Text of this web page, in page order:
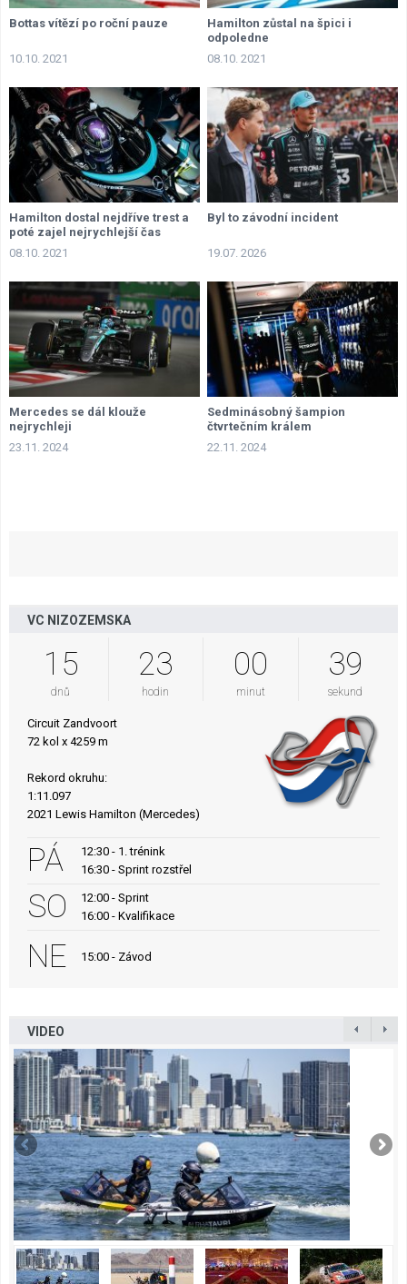
Bottas vítězí po roční pauze
10.10. 2021
Hamilton zůstal na špici i
odpoledne
08.10. 2021
Hamilton dostal nejdříve trest a
poté zajel nejrychlejší čas
08.10. 2021
Byl to závodní incident
19.07. 2026
Mercedes se dál klouže
nejrychleji
23.11. 2024
Sedminásobný šampion
čtvrtečním králem
22.11. 2024
VC NIZOZEMSKA
15
dnů
23
hodin
00
minut
38
sekund
Circuit Zandvoort
72 kol x 4259 m
Rekord okruhu:
1:11.097
2021 Lewis Hamilton (Mercedes)
PÁ
12:30 - 1. trénink
16:30 - Sprint rozstřel
SO
12:00 - Sprint
16:00 - Kvalifikace
NE 15:00 - Závod
VIDEO